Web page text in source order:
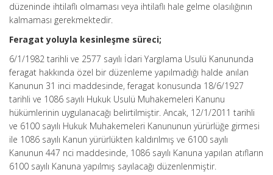
düzeninde ihtilaflı olmaması veya ihtilaflı hale gelme olasılığının
kalmaması gerekmektedir.
Feragat yoluyla kesinleşme süreci;
6/1/1982 tarihli ve 2577 sayılı İdari Yargılama Usulü Kanununda
feragat hakkında özel bir düzenleme yapılmadığı halde anılan
Kanunun 31 inci maddesinde, feragat konusunda 18/6/1927
tarihli ve 1086 sayılı Hukuk Usulü Muhakemeleri Kanunu
hükümlerinin uygulanacağı belirtilmiştir. Ancak, 12/1/2011 tarihli
ve 6100 sayılı Hukuk Muhakemeleri Kanununun yürürlüğe girmesi
ile 1086 sayılı Kanun yürürlükten kaldırılmış ve 6100 sayılı
Kanunun 447 nci maddesinde, 1086 sayılı Kanuna yapılan atıfların
6100 sayılı Kanuna yapılmış sayılacağı düzenlenmiştir.